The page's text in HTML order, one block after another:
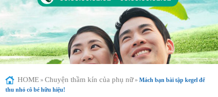
HOME » Chuyện thầm kín của phụ nữ» Mách bạn bài tập kegel để
thu nhỏ cô bé hữu hiệu!